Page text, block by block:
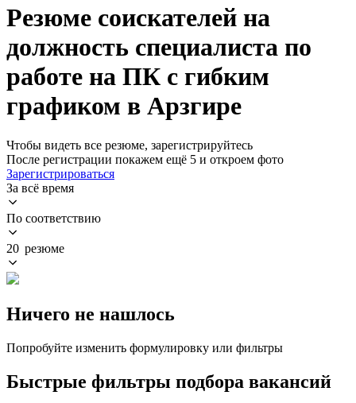
Резюме соискателей на
должность специалиста по
работе на ПК с гибким
графиком в Арзгире
Чтобы видеть все резюме, зарегистрируйтесь
После регистрации покажем ещё 5 и откроем фото
Зарегистрироваться
За всё время
По соответствию
20 резюме
Ничего не нашлось
Попробуйте изменить формулировку или фильтры
Быстрые фильтры подбора вакансий